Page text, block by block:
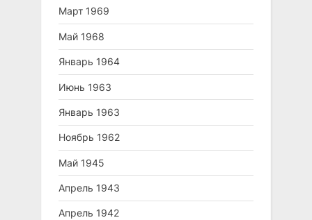
Март 1969
Май 1968
Январь 1964
Июнь 1963
Январь 1963
Ноябрь 1962
Май 1945
Апрель 1943
Апрель 1942